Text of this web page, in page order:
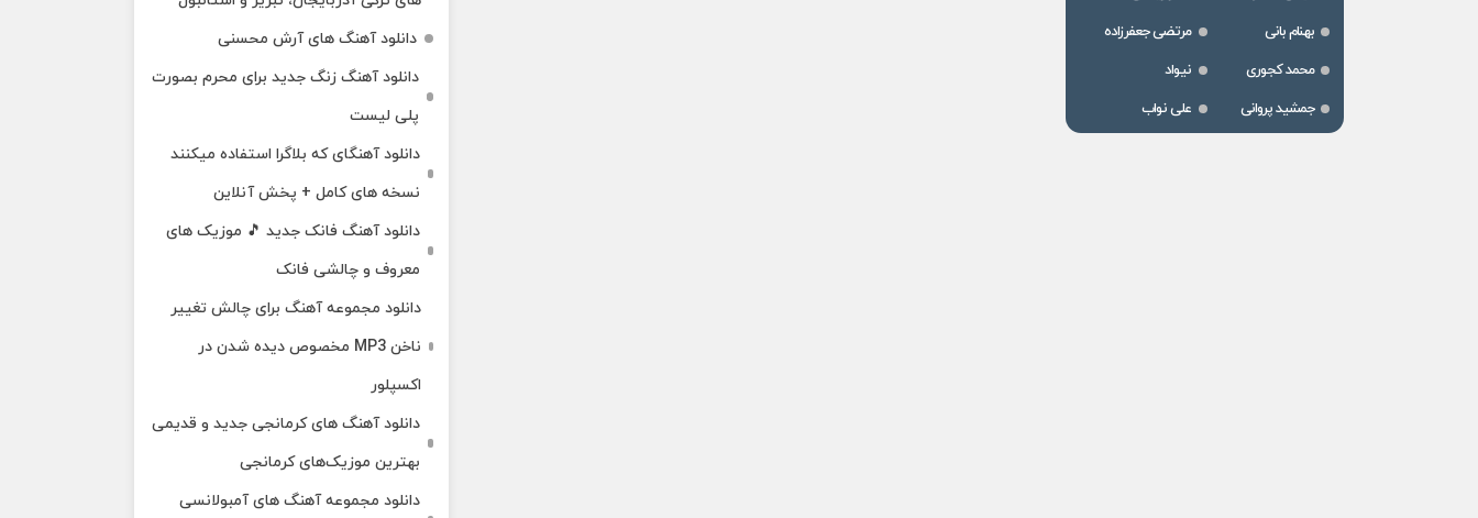
بهنام بانی
مرتضی جعفرزاده
محمد کجوری
نیواد
جمشید پروانی
علی نواب
دانلود آهنگ های آرش محسنی
دانلود آهنگ زنگ جدید برای محرم بصورت
پلی لیست
دانلود آهنگای که بلاگرا استفاده میکنند
نسخه های کامل + پخش آنلاین
دانلود آهنگ فانک جدید 🎵 موزیک‌ های
معروف و چالشی فانک
دانلود مجموعه آهنگ برای چالش تغییر
ناخن MP3 مخصوص دیده شدن در
اکسپلور
دانلود آهنگ‌ های کرمانجی جدید و قدیمی
بهترین موزیک‌های کرمانجی
دانلود مجموعه آهنگ های آمبولانسی